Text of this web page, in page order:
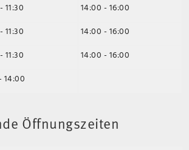
11:30
14:00 - 16:00
11:30
14:00 - 16:00
11:30
14:00 - 16:00
14:00
Öffnungszeiten